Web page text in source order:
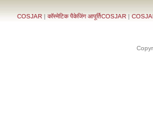
COSJAR |कॉस्मेटिक पैकेजिंग आपूर्तिCOSJAR |